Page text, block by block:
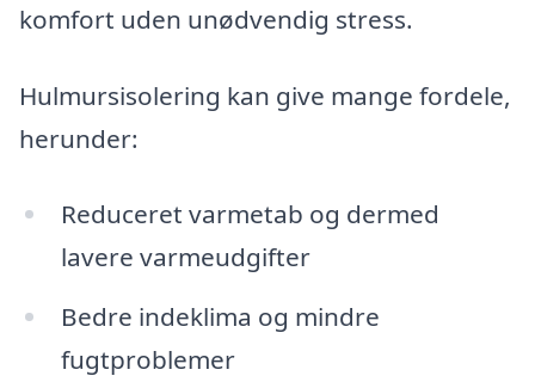
komfort uden unødvendig stress.
Hulmursisolering kan give mange fordele,
herunder:
Reduceret varmetab og dermed
lavere varmeudgifter
Bedre indeklima og mindre
fugtproblemer